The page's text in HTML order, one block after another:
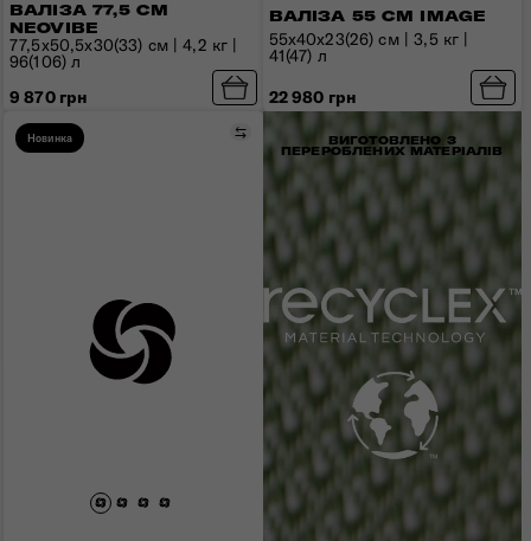
ВАЛІЗА 77,5 СМ
NEOVIBE
77,5x50,5x30(33) см | 4,2 кг |
96(106) л
9 870 грн
ВАЛІЗА 55 СМ IMAGE
55x40x23(26) см | 3,5 кг |
41(47) л
22 980 грн
Новинка Порівняти
ВИГОТОВЛЕНО З
ПЕРЕРОБЛЕНИХ МАТЕРІАЛІВ